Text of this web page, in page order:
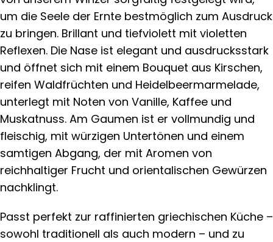
um die Seele der Ernte bestmöglich zum Ausdruck
zu bringen. Brillant und tiefviolett mit violetten
Reflexen. Die Nase ist elegant und ausdrucksstark
und öffnet sich mit einem Bouquet aus Kirschen,
reifen Waldfrüchten und Heidelbeermarmelade,
unterlegt mit Noten von Vanille, Kaffee und
Muskatnuss. Am Gaumen ist er vollmundig und
fleischig, mit würzigen Untertönen und einem
samtigen Abgang, der mit Aromen von
reichhaltiger Frucht und orientalischen Gewürzen
nachklingt.
Passt perfekt zur raffinierten griechischen Küche –
sowohl traditionell als auch modern – und zu